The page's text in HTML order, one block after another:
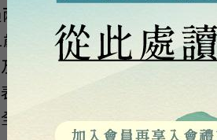
千萬冊，並有三十多種語
出版第一部作品，是一部
學博士學位後，繼續進行
作「拉美西斯五部曲」第
球銷量最高的15位作家中